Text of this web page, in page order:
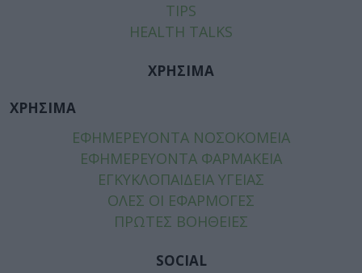
TIPS
HEALTH TALKS
ΧΡΗΣΙΜΑ
ΧΡΗΣΙΜΑ
ΕΦΗΜΕΡΕΥΟΝΤΑ ΝΟΣΟΚΟΜΕΙΑ
ΕΦΗΜΕΡΕΥΟΝΤΑ ΦΑΡΜΑΚΕΙΑ
ΕΓΚΥΚΛΟΠΑΙΔΕΙΑ ΥΓΕΙΑΣ
ΟΛΕΣ ΟΙ ΕΦΑΡΜΟΓΕΣ
ΠΡΩΤΕΣ ΒΟΗΘΕΙΕΣ
SOCIAL